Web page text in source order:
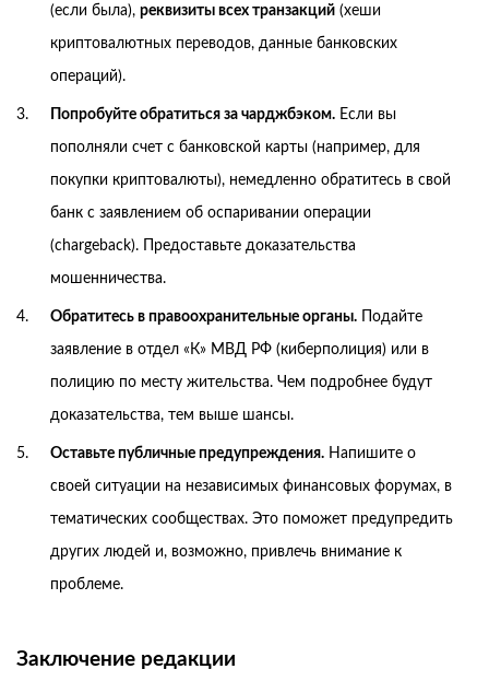
(если была), реквизиты всех транзакций (хеши
криптовалютных переводов, данные банковских
операций).
Попробуйте обратиться за чарджбэком. Если вы
пополняли счет с банковской карты (например, для
покупки криптовалюты), немедленно обратитесь в свой
банк с заявлением об оспаривании операции
(chargeback). Предоставьте доказательства
мошенничества.
Обратитесь в правоохранительные органы. Подайте
заявление в отдел «К» МВД РФ (киберполиция) или в
полицию по месту жительства. Чем подробнее будут
доказательства, тем выше шансы.
Оставьте публичные предупреждения. Напишите о
своей ситуации на независимых финансовых форумах, в
тематических сообществах. Это поможет предупредить
других людей и, возможно, привлечь внимание к
проблеме.
Заключение редакции